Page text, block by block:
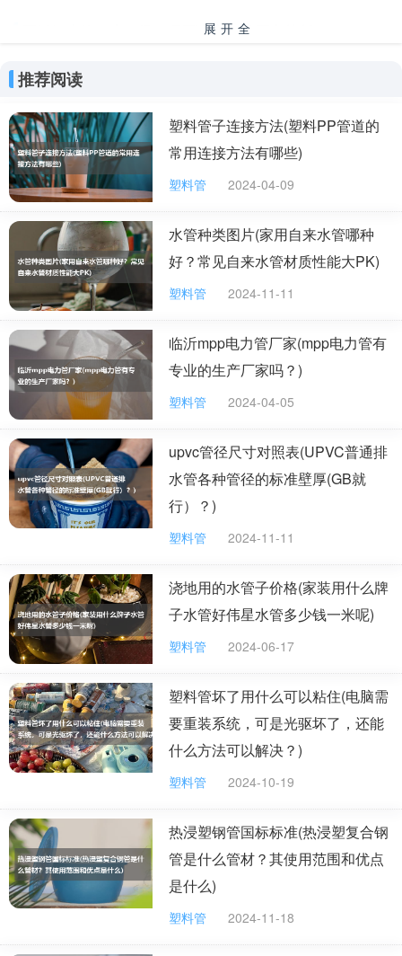
不锈钢水管（小口径）环压连接步骤 图文简版
圈、管材、记号笔、美工刀、尺子、抹布。
接着，检查管件与密封圈确保清洁无污渍，如有污渍需及时擦拭干
净。
随后，根据需求测量并裁切管子长度，考虑到管件承插部分的长
度。
紧接着，测量管件环压端口长度，进行标记。
将密封圈套在管子端头，位置需在划线标记处。
将管材平行插入管件承插口至最底端，确保管件端口与划线标记对
齐。
接下来，装上电池或钳口，确保钳口无异物或缺失，进行环压工具
按下电源开关，钳口闭合，机器自动泄压完成环压操作。
最后，检查压接效果，去除多余密封圈，确认连接稳固。
镀锌无缝钢管厂家推荐
镀锌无缝钢管在建筑装饰、机械制造等方面都有很多的应用。它主
要有两种类型，第一类是冷镀锌无缝钢管，这种钢管的镀锌量比较
少，耐腐蚀性也比较差，所以在新建住宅中，国家已经明令禁止将
冷镀锌钢管作为给水管道。另一类是热镀锌无缝钢管，它是熔融的
渡液和钢管基体产生了理化反应，从而形成耐腐蚀的结构比较紧密
的锌铁合金层，合金层与纯锌层、钢管基体三者融为一体，因此，
具有较强的抗腐蚀性。今天，小编就为大家介绍一些关于镀锌无缝
钢管的内容，希望对大家有所帮助。
镀锌无缝钢管的安装方法:
在安装镀锌无缝钢管时，主要有四个步骤：第一是配管下料，
首先要计算出配管的尺寸，然后使用专用的切管工具将钢管按照所
需要的长度裁剪，注意在切割的时候应该保持管端和不锈钢管轴线
保持垂直。第二步是清洁涂胶，将不锈钢管件的承口和薄壁不锈钢
管端口的位置清理干净，并在距离端口五毫米的位置划线标记，然
后再将厌氧胶均匀的涂抹在标记处。第三步是将不锈钢水管插入到
管件的承接口底部并进行旋转，使胶水可以粘的更加均匀。最后一
步是将钢管放入卡压模具里进行压接。
展开全
推荐阅读
塑料管子连接方法(塑料PP管道的
常用连接方法有哪些)
塑料管 2024-04-09
水管种类图片(家用自来水管哪种
好？常见自来水管材质性能大PK)
塑料管 2024-11-11
临沂mpp电力管厂家(mpp电力管有
专业的生产厂家吗？)
塑料管 2024-04-05
upvc管径尺寸对照表(UPVC普通排
水管各种管径的标准壁厚(GB就
行）？)
塑料管 2024-11-11
浇地用的水管子价格(家装用什么牌
子水管好伟星水管多少钱一米呢)
塑料管 2024-06-17
塑料管坏了用什么可以粘住(电脑需
要重装系统，可是光驱坏了，还能
什么方法可以解决？)
塑料管 2024-10-19
热浸塑钢管国标标准(热浸塑复合钢
管是什么管材？其使用范围和优点
是什么)
塑料管 2024-11-18